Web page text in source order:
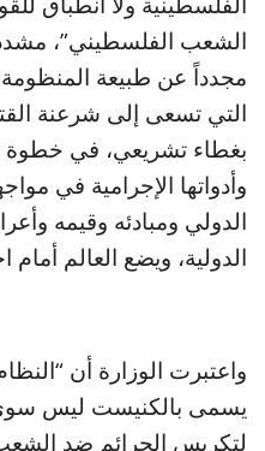
الشعب الفلسطيني”،
مجدداً عن طبيعة المنظومة
التي تسعى إلى شرعنة
بغطاء تشريعي، في خطوة
وأدواتها الإجرامية في
الدولي ومبادئه وقيمه
الدولية، ويضع العالم أمام
واعتبرت الوزارة أن
يسمى بالكنيست ليس سوى
لتكريس الجرائم ضد